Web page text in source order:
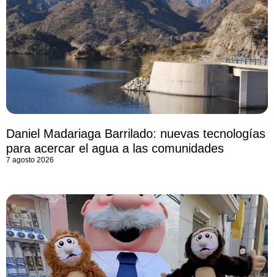
Daniel Madariaga Barrilado: nuevas tecnologías
para acercar el agua a las comunidades
7 agosto 2026